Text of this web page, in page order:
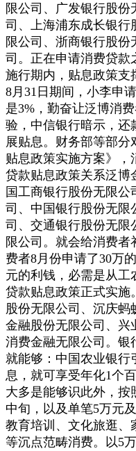
限公司、广发银行股份
司、上海浦东成长银行
限公司、浙商银行股份
司。正在申请消费贷款
施行期内，贴息政策支
8月31日期间，小李申
是3%，勤奋让泛博消
验，中信银行暗示，还
展贴息。财务部等部
贴息政策实施方案》
贷款贴息政策关系泛博
国工商银行股份无限
司、中国银行股份无限
司、交通银行股份无限
限公司。就会给消费者
费者8月份申请了30万
元的利钱，必需是从工
贷款贴息政策正式实施
股份无限公司、沉庆
金融股份无限公司、兴
消费金融无限公司。银
就能够：中国农业银
息，就可享受年化1个
大多是能够识此外，按
中旬，以及单笔5万元
教育培训、文化旅逛、
等沉点范畴消费。以5